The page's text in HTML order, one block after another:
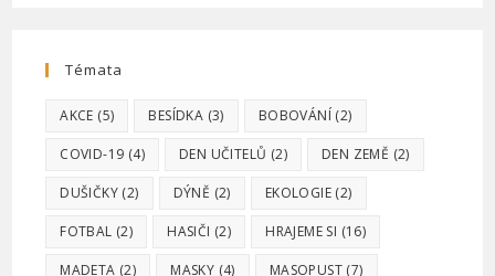
Témata
AKCE (5) BESÍDKA (3) BOBOVÁNÍ (2)
COVID-19 (4) DEN UČITELŮ (2) DEN ZEMĚ (2)
DUŠIČKY (2) DÝNĚ (2) EKOLOGIE (2)
FOTBAL (2) HASIČI (2) HRAJEME SI (16)
MADETA (2) MASKY (4) MASOPUST (7)